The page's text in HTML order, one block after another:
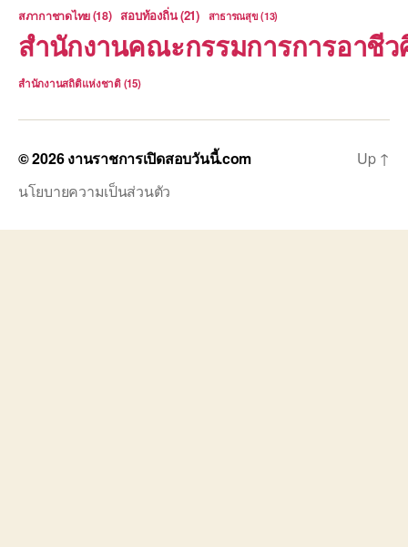
สภากาชาดไทย(18) สอบท้องถิ่น(21) สาธารณสุข (13)
สำนักงานคณะกรรมการการอาชี
สำนักงานสถิติแห่งชาติ(15)
© 2026งานราชการเปิดสอบวันนี้.com
นโยบายความเป็นส่วนตัว
Up ↑